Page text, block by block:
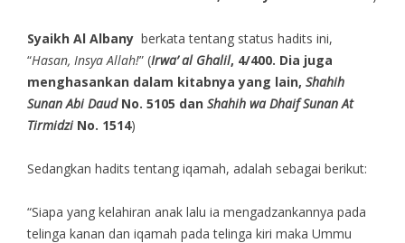
Syaikh Al Albanyberkata tentang status hadits ini,
“Hasan, Insya Allah!” (Irwa’ al Ghalil, 4/400. Dia juga
menghasankan dalam kitabnya yang lain, Shahih
Sunan Abi DaudNo. 5105 dan Shahih wa Dhaif Sunan At
TirmidziNo. 1514)
Sedangkan hadits tentang iqamah, adalah sebagai berikut:
“Siapa yang kelahiran anak lalu ia mengadzankannya pada
telinga kanan dan iqamah pada telinga kiri maka Ummu